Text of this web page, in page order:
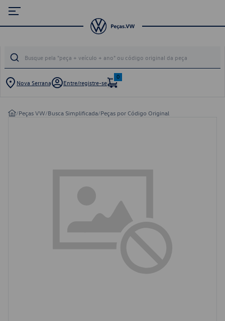
Nova Serrana Entre/registre-se
0
/Peças VW/Busca Simplificada/Peças por Código Original